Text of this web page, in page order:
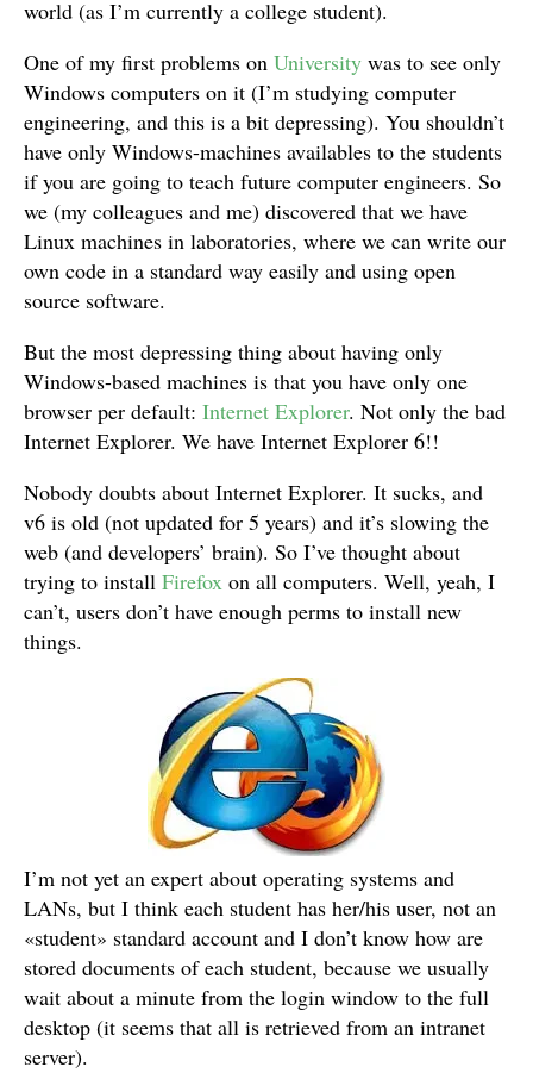
world (as I’m currently a college student).
One of my first problems on University was to see only
Windows computers on it (I’m studying computer
engineering, and this is a bit depressing). You shouldn’t
have only Windows-machines availables to the students
if you are going to teach future computer engineers. So
we (my colleagues and me) discovered that we have
Linux machines in laboratories, where we can write our
own code in a standard way easily and using open
source software.
But the most depressing thing about having only
Windows-based machines is that you have only one
browser per default: Internet Explorer. Not only the bad
Internet Explorer. We have Internet Explorer 6!!
Nobody doubts about Internet Explorer. It sucks, and
v6 is old (not updated for 5 years) and it’s slowing the
web (and developers’ brain). So I’ve thought about
trying to install Firefox on all computers. Well, yeah, I
can’t, users don’t have enough perms to install new
things.
I’m not yet an expert about operating systems and
LANs, but I think each student has her/his user, not an
«student» standard account and I don’t know how are
stored documents of each student, because we usually
wait about a minute from the login window to the full
desktop (it seems that all is retrieved from an intranet
server).